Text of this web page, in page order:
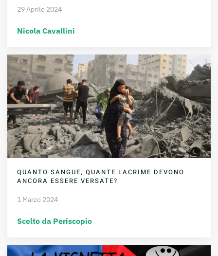
29 Aprile 2024
Nicola Cavallini
QUANTO SANGUE, QUANTE LACRIME DEVONO
ANCORA ESSERE VERSATE?
1 Marzo 2024
Scelto da Periscopio